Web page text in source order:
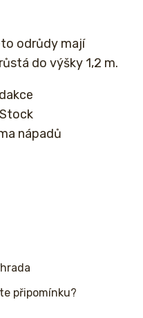
odrůdy mají
do výšky 1,2 m.
nápadů
připomínku?